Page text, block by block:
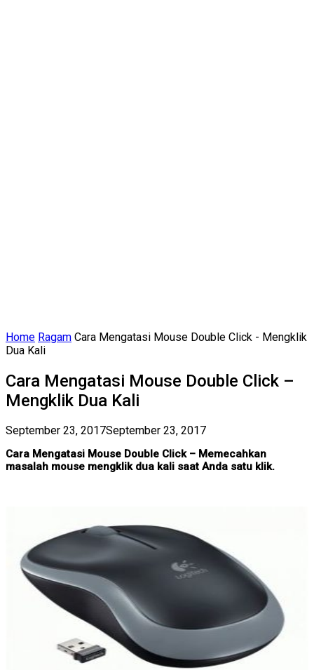
Home Ragam Cara Mengatasi Mouse Double Click - Mengklik
Dua Kali
Cara Mengatasi Mouse Double Click –
Mengklik Dua Kali
September 23, 2017September 23, 2017
Cara Mengatasi Mouse Double Click – Memecahkan
masalah mouse mengklik dua kali saat Anda satu klik.